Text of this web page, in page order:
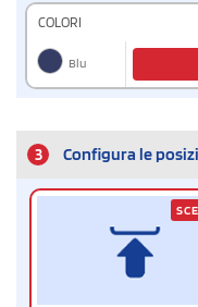
COLORI
Blu
3 Configura le